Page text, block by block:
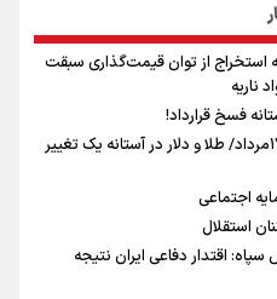
استخراج از توان قیمت‌گذاری سبقت
فسخ قرارداد!
پیش بینی نرخ ارز، طلا و سکه شنبه ۱۷مرداد/ طلا و دلار در آستانه یک تغییر
اجتماعی
استقلال
اقتدار دفاعی ایران نتیجه